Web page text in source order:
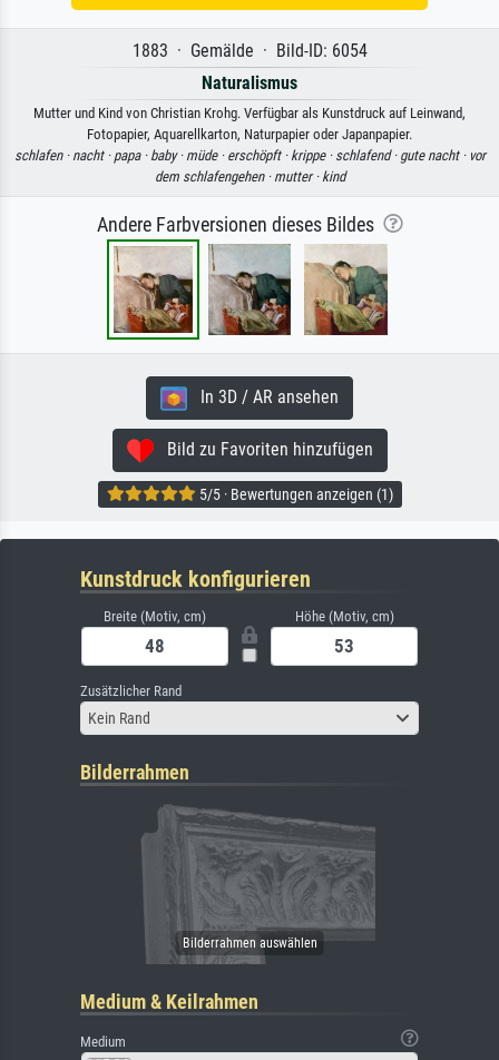
1883 · Gemälde · Bild-ID: 6054
Naturalismus
Mutter und Kind von Christian Krohg. Verfügbar als Kunstdruck auf Leinwand,
Fotopapier, Aquarellkarton, Naturpapier oder Japanpapier.
schlafen · nacht · papa · baby · müde · erschöpft · krippe · schlafend · gute nacht · vor
dem schlafengehen · mutter · kind
Andere Farbversionen dieses Bildes
In 3D / AR ansehen
Bild zu Favoriten hinzufügen
5/5 · Bewertungen anzeigen (1)
Kunstdruck konfigurieren
Breite (Motiv, cm) Höhe (Motiv, cm)
Zusätzlicher Rand
Kein Rand
Bilderrahmen
Medium & Keilrahmen
Medium